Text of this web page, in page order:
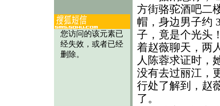
方街骆驼酒吧二
帽，身边男子约
子，竟是个光头
着赵薇聊天，两
人陈蓉求证时，
没有去过丽江，
行处了解到，赵
了。